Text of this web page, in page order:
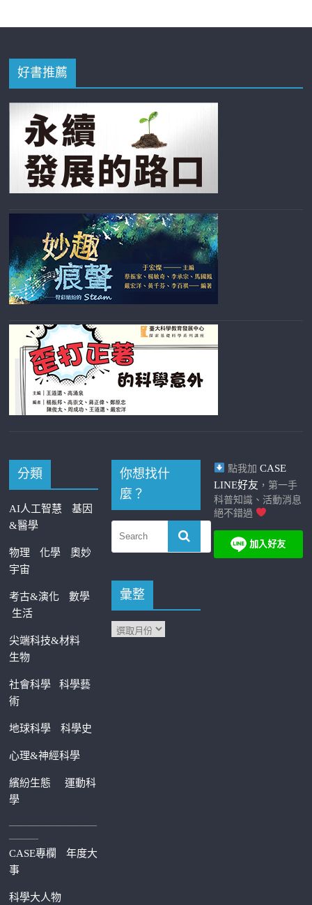
好書推薦
分類
AI人工智慧
基因
&醫學
物理 化學
奧妙
宇宙
考古&演化
數學
生活
尖端科技&材料
生物
社會科學科學藝
術
地球科學 科學史
心理&神經科學
繽紛生態運動科
學
—————————
———
CASE專欄
年度大
事
科學大人物
你想找什
麼？
彙整
點我加 CASE
LINE好友 ，第一手
科普知識、活動消息
絕不錯過